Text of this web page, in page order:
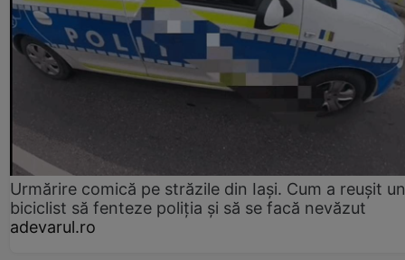
Urmărire comică pe străzile din Iași. Cum a reușit un
biciclist să fenteze poliția și să se facă nevăzut
adevarul.ro